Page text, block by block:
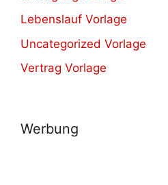
Lebenslauf Vorlage
Uncategorized Vorlage
Vertrag Vorlage
Werbung